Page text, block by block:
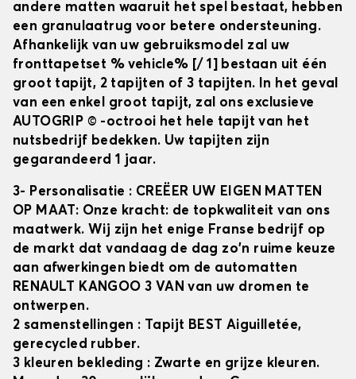
andere matten waaruit het spel bestaat, hebben
een granulaatrug voor betere ondersteuning.
Afhankelijk van uw gebruiksmodel zal uw
fronttapetset % vehicle% [/ 1] bestaan uit één
groot tapijt, 2 tapijten of 3 tapijten. In het geval
van een enkel groot tapijt, zal ons exclusieve
AUTOGRIP © -octrooi het hele tapijt van het
nutsbedrijf bedekken. Uw tapijten zijn
gegarandeerd 1 jaar.
3- Personalisatie : CREËER UW EIGEN MATTEN
OP MAAT: Onze kracht: de topkwaliteit van ons
maatwerk. Wij zijn het enige Franse bedrijf op
de markt dat vandaag de dag zo'n ruime keuze
aan afwerkingen biedt om de automatten
RENAULT KANGOO 3 VAN van uw dromen te
ontwerpen.
2 samenstellingen : Tapijt BEST Aiguilletée,
gerecycled rubber.
3 kleuren bekleding : Zwarte en grijze kleuren.